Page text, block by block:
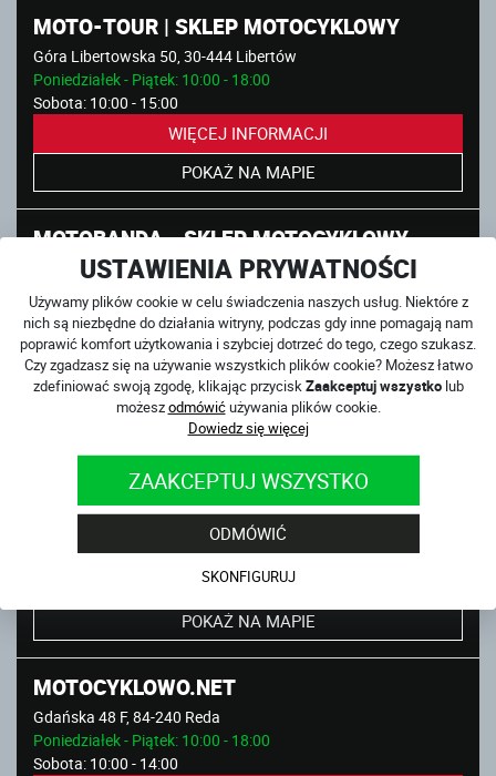
USTAWIENIA PRYWATNOŚCI
Używamy plików cookie w celu świadczenia naszych usług. Niektóre z
nich są niezbędne do działania witryny, podczas gdy inne pomagają nam
poprawić komfort użytkowania i szybciej dotrzeć do tego, czego szukasz.
Czy zgadzasz się na używanie wszystkich plików cookie? Możesz łatwo
zdefiniować swoją zgodę, klikając przyciskZaakceptuj wszystkolub
możeszodmówićużywania plików cookie.
Dowiedz się więcej
ZAAKCEPTUJ WSZYSTKO
ODMÓWIĆ
SKONFIGURUJ
MOTO-TOUR | SKLEP MOTOCYKLOWY
Góra Libertowska 50, 30-444 Libertów
Poniedziałek - Piątek: 10:00 - 18:00
Sobota: 10:00 - 15:00
WIĘCEJ INFORMACJI
POKAŻ NA MAPIE
MOTOBANDA - SKLEP MOTOCYKLOWY -
PIASECZNO, K. WARSZAWA
Puławska 44D, 05-500 Piaseczno
Poniedziałek - Piątek: 9:00 - 20:00
Sobota: 9:00 - 17:00
WIĘCEJ INFORMACJI
POKAŻ NA MAPIE
MOTOBANDA.PL
Szczawnicka 4, 60-471 Poznań
Poniedziałek - Piątek: 9:00 - 19:00
Sobota: 9:00 - 15:00
WIĘCEJ INFORMACJI
POKAŻ NA MAPIE
MOTOCYKLOWO.NET
Gdańska 48 F, 84-240 Reda
Poniedziałek - Piątek: 10:00 - 18:00
Sobota: 10:00 - 14:00